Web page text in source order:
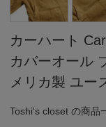
カーハート
カバーオール
メリカ製 ユー
Toshi's closet の商品